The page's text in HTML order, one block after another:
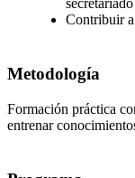
Contribuir
Metodología
Formación práctica
entrenar